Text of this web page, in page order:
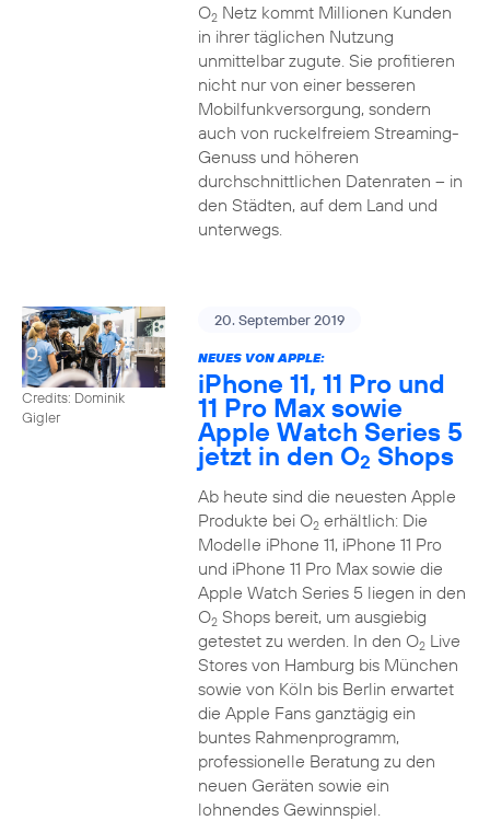
O2Netz kommt Millionen Kunden
in ihrer täglichen Nutzung
unmittelbar zugute. Sie profitieren
nicht nur von einer besseren
Mobilfunkversorgung, sondern
auch von ruckelfreiem Streaming-
Genuss und höheren
durchschnittlichen Datenraten – in
den Städten, auf dem Land und
unterwegs.
Credits: Dominik
Gigler
20. September 2019
NEUES VON APPLE:
iPhone 11, 11 Pro und
11 Pro Max sowie
Apple Watch Series 5
jetzt in den O2 Shops
Ab heute sind die neuesten Apple
Produkte bei O2erhältlich: Die
Modelle iPhone 11, iPhone 11 Pro
und iPhone 11 Pro Max sowie die
Apple Watch Series 5 liegen in den
O2Shops bereit, um ausgiebig
getestet zu werden. In den O2Live
Stores von Hamburg bis München
sowie von Köln bis Berlin erwartet
die Apple Fans ganztägig ein
buntes Rahmenprogramm,
professionelle Beratung zu den
neuen Geräten sowie ein
lohnendes Gewinnspiel.